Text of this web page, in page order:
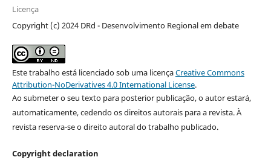
Licença
Copyright (c) 2024 DRd - Desenvolvimento Regional em debate
Este trabalho está licenciado sob uma licençaCreative Commons
Attribution-NoDerivatives 4.0 International License.
Ao submeter o seu texto para posterior publicação, o autor estará,
automaticamente, cedendo os direitos autorais para a revista. À
revista reserva-se o direito autoral do trabalho publicado.
Copyright declaration